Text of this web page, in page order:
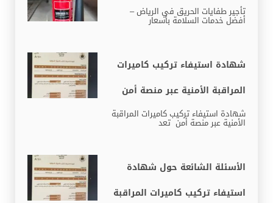
تأجير طفايات الحريق في الرياض –
أفضل خدمات السلامة بأسعار
شهادة استيفاء تركيب كاميرات
المراقبة الأمنية عبر منصة أمن
شهادة استيفاء تركيب كاميرات المراقبة
الأمنية عبر منصة أمن تعد
الأسئلة الشائعة حول شهادة
استيفاء تركيب كاميرات المراقبة